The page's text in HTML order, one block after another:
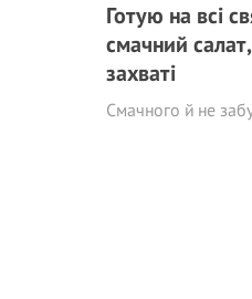
Готую на всі
смачний
захваті
Смачного й не